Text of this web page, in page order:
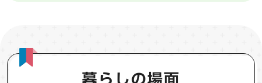
暮らしの場面